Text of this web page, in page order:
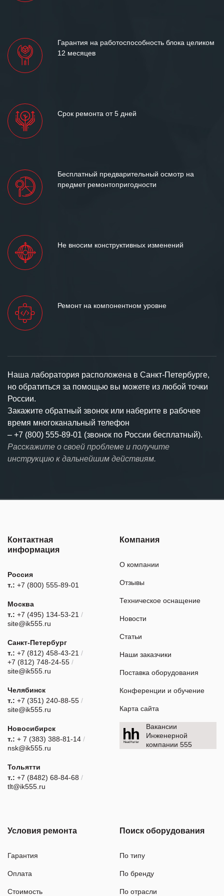
Гарантия на работоспособность блока целиком
12 месяцев
Срок ремонта от 5 дней
Бесплатный предварительный осмотр на
предмет ремонтопригодности
Не вносим конструктивных изменений
Ремонт на компонентном уровне
Наша лаборатория расположена в Санкт-Петербурге,
но обратиться за помощью вы можете из любой точки
России.
Закажите обратный звонок или наберите в рабочее
время многоканальный телефон
– +7 (800) 555-89-01 (звонок по России бесплатный).
Расскажите о своей проблеме и получите
инструкцию к дальнейшим действиям.
Контактная
информация
Россия
т.: +7 (800) 555-89-01
Москва
т.: +7 (495) 134-53-21 /
site@ik555.ru
Санкт-Петербург
т.: +7 (812) 458-43-21 /
+7 (812) 748-24-55 /
site@ik555.ru
Челябинск
т.: +7 (351) 240-88-55 /
site@ik555.ru
Новосибирск
т.: + 7 (383) 388-81-14 /
nsk@ik555.ru
Тольятти
т.: +7 (8482) 68-84-68 /
tlt@ik555.ru
Компания
О компании
Отзывы
Техническое оснащение
Новости
Статьи
Наши заказчики
Поставка оборудования
Конференции и обучение
Карта сайта
Вакансии
Инженерной
компании 555
Условия ремонта
Гарантия
Оплата
Стоимость
Поиск оборудования
По типу
По бренду
По отрасли